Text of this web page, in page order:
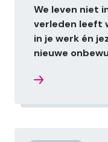
We leven niet
verleden leeft
in je werk én
nieuwe